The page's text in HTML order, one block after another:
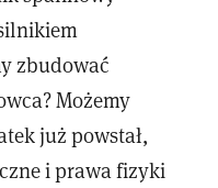
zbudować
Możemy
już powstał,
i prawa fizyki